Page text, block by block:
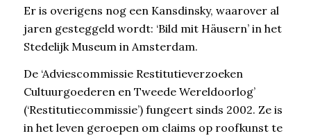
Er is overigens nog een Kansdinsky, waarover al
jaren gesteggeld wordt: ‘Bild mit Häusern’ in het
Stedelijk Museum in Amsterdam.
De ‘Adviescommissie Restitutieverzoeken
Cultuurgoederen en Tweede Wereldoorlog’
(‘Restitutiecommissie’) fungeert sinds 2002. Ze is
in het leven geroepen om claims op roofkunst te